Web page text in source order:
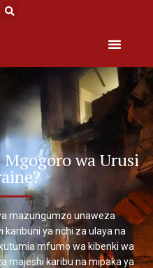
wa Urusi
mazungumzo unaweza
ya nchi za ulaya na
mfumo wa kibenki wa
majeshi karibu na mipaka ya